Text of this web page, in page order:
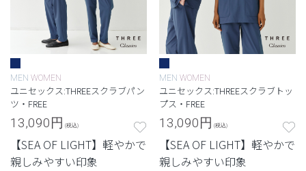
MEN WOMEN
ユニセックス:THREEスクラブパン
ツ・FREE
13,090円 (税込)
【SEA OF LIGHT】軽やかで
親しみやすい印象
MEN WOMEN
ユニセックス:THREEスクラブトッ
プス・FREE
13,090円 (税込)
【SEA OF LIGHT】軽やかで
親しみやすい印象